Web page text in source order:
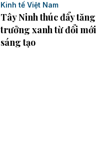
Kinh tế Việt Nam
Tây Ninh thúc đẩy tăng
trưởng xanh từ đổi mới
sáng tạo